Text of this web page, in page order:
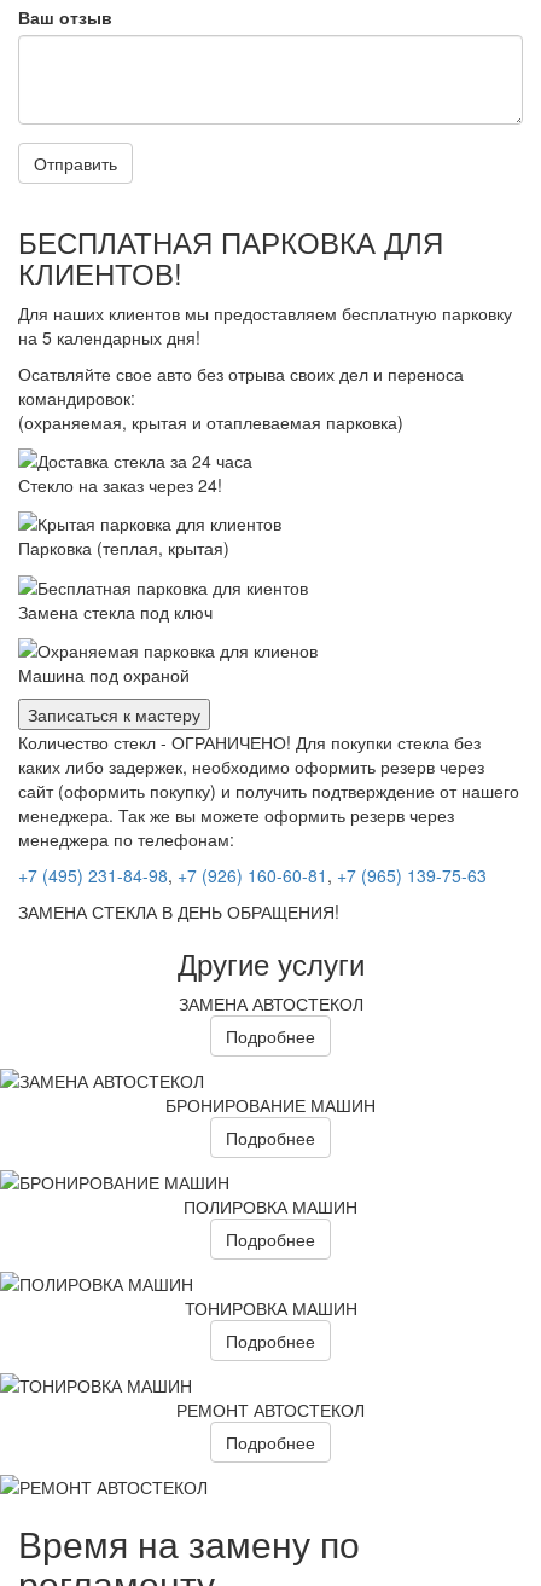
Ваш отзыв
Отправить
БЕСПЛАТНАЯ ПАРКОВКА ДЛЯ
КЛИЕНТОВ!
Для наших клиентов мы предоставляем бесплатную парковку
на 5 календарных дня!
Осатвляйте свое авто без отрыва своих дел и переноса
командировок:
(охраняемая, крытая и отаплеваемая парковка)
Стекло на заказ через 24!
Парковка (теплая, крытая)
Замена стекла под ключ
Машина под охраной
Записаться к мастеру
Количество стекл - ОГРАНИЧЕНО! Для покупки стекла без
каких либо задержек, необходимо оформить резерв через
сайт (оформить покупку) и получить подтверждение от нашего
менеджера. Так же вы можете оформить резерв через
менеджера по телефонам:
+7 (495) 231-84-98, +7 (926) 160-60-81 , +7 (965) 139-75-63
ЗАМЕНА СТЕКЛА В ДЕНЬ ОБРАЩЕНИЯ!
Другие услуги
ЗАМЕНА АВТОСТЕКОЛ
Подробнее
БРОНИРОВАНИЕ МАШИН
Подробнее
ПОЛИРОВКА МАШИН
Подробнее
ТОНИРОВКА МАШИН
Подробнее
РЕМОНТ АВТОСТЕКОЛ
Подробнее
Время на замену по